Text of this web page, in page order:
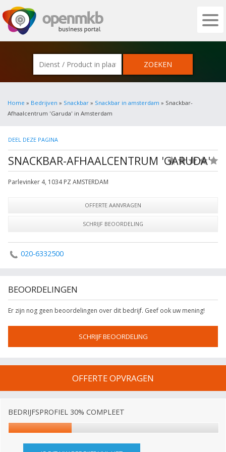
OPENMKB - DE ZAKELIJKE PORTAL
Home » Bedrijven » Snackbar » Snackbar in amsterdam » Snackbar-
Afhaalcentrum 'Garuda' in Amsterdam
DEEL DEZE PAGINA
SNACKBAR-AFHAALCENTRUM 'GARUDA'
Parlevinker 4, 1034 PZ AMSTERDAM
OFFERTE AANVRAGEN
SCHRIJF BEOORDELING
020-6332500
BEOORDELINGEN
Er zijn nog geen beoordelingen over dit bedrijf. Geef ook uw mening!
SCHRIJF BEOORDELING
OFFERTE OPVRAGEN
BEDRIJFSPROFIEL 30% COMPLEET